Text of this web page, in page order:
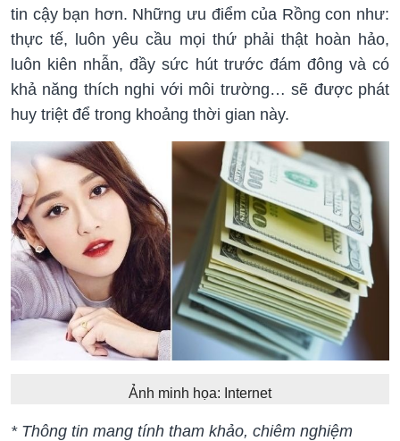
tin cậy bạn hơn. Những ưu điểm của Rồng con như:
thực tế, luôn yêu cầu mọi thứ phải thật hoàn hảo,
luôn kiên nhẫn, đầy sức hút trước đám đông và có
khả năng thích nghi với môi trường… sẽ được phát
huy triệt để trong khoảng thời gian này.
Ảnh minh họa: Internet
* Thông tin mang tính tham khảo, chiêm nghiệm